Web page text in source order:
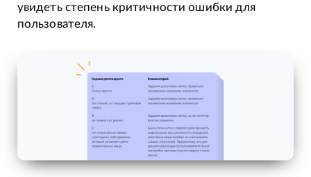
увидеть степень критичности ошибки для
пользователя.